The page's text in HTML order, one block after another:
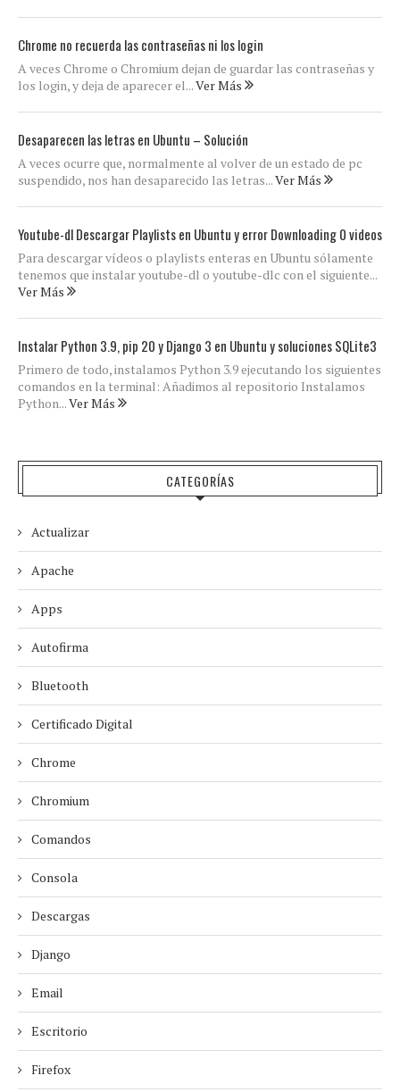
Chrome no recuerda las contraseñas ni los login
A veces Chrome o Chromium dejan de guardar las contraseñas y
los login, y deja de aparecer el...Ver Más
Desaparecen las letras en Ubuntu – Solución
A veces ocurre que, normalmente al volver de un estado de pc
suspendido, nos han desaparecido las letras...Ver Más
Youtube-dl Descargar Playlists en Ubuntu y error Downloading 0 videos
Para descargar vídeos o playlists enteras en Ubuntu sólamente
tenemos que instalar youtube-dl o youtube-dlc con el siguiente...
Ver Más
Instalar Python 3.9, pip 20 y Django 3 en Ubuntu y soluciones SQLite3
Primero de todo, instalamos Python 3.9 ejecutando los siguientes
comandos en la terminal: Añadimos al repositorio Instalamos
Python...Ver Más
CATEGORÍAS
Actualizar
Apache
Apps
Autofirma
Bluetooth
Certificado Digital
Chrome
Chromium
Comandos
Consola
Descargas
Django
Email
Escritorio
Firefox